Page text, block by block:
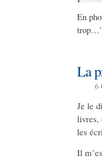
En
La
6
Je le
livres,
les
Il